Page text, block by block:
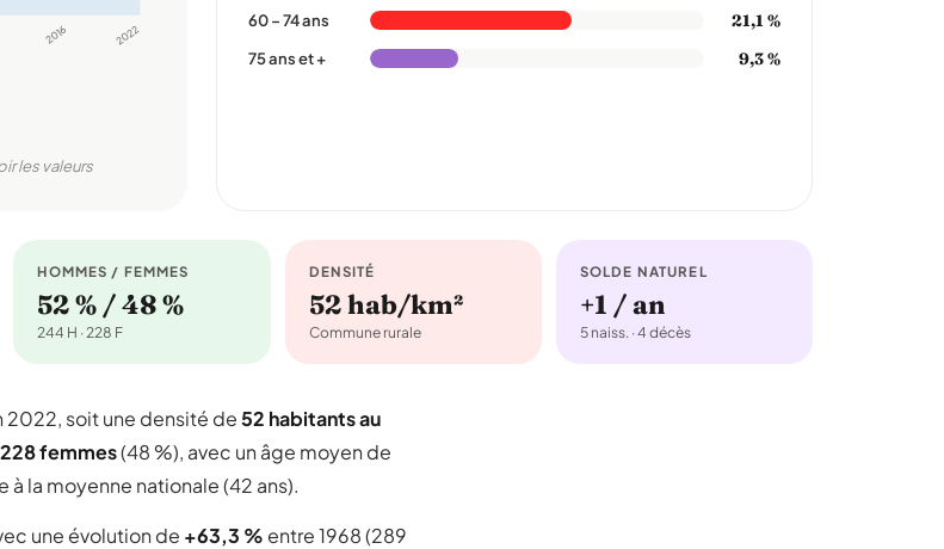
2016 2022
les valeurs
60 – 74 ans 21,1 %
75 ans et + 9,3 %
HOMMES / FEMMES
52 % / 48 %
244 H · 228 F
DENSITÉ
52 hab/km²
Commune rurale
SOLDE NATUREL
+1 / an
5 naiss. · 4 décès
2022, soit une densité de52 habitants au
228 femmes(48 %), avec un âge moyen de
la moyenne nationale (42 ans).
une évolution de +63,3 % entre 1968 (289